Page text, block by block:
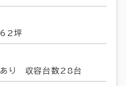
62坪
あり 収容台数28台